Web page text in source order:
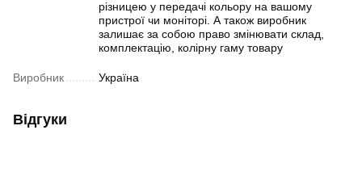
різницею у передачі кольору на вашому
пристрої чи моніторі. А також виробник
залишає за собою право змінювати склад,
комплектацію, колірну гаму товару
Виробник Україна
Відгуки